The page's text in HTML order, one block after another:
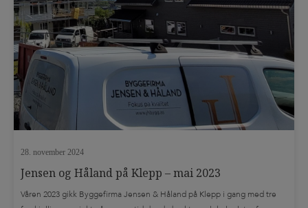
28. november 2024
Jensen og Håland på Klepp – mai 2023
Våren 2023 gikk Byggefirma Jensen & Håland på Klepp i gang med tre